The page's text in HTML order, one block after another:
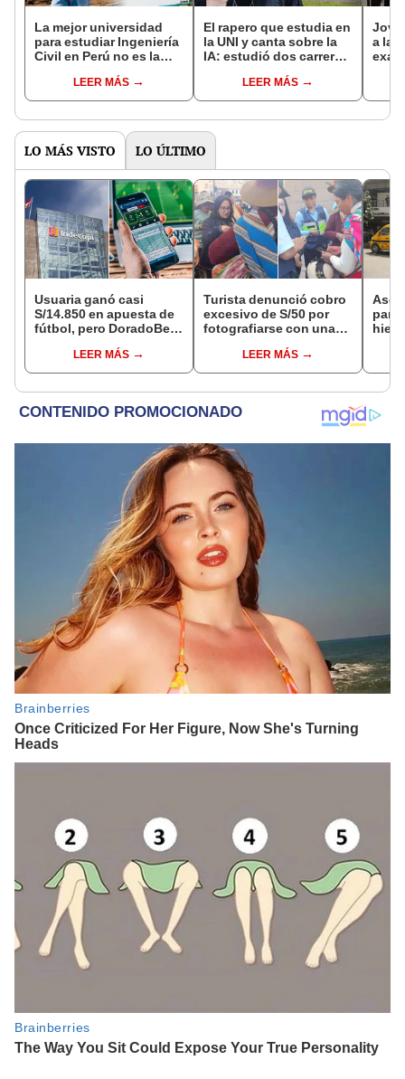
La mejor universidad
para estudiar Ingeniería
Civil en Perú no es la
ranking QSLEER MÁS
El rapero que estudia en
la UNI y canta sobre la
IA: estudió dos carreras
cursando una maestría
en inteligencia artificial
LEER MÁS
a las
libro
LO MÁS VISTO LO ÚLTIMO
Usuaria ganó casi
S/14.850 en apuesta de
fútbol, pero DoradoBet
Indecopi multó a la
empresa con más de S/
LEER MÁS
Turista denunció cobro
excesivo de S/50 por
fotografiarse con una
serenazgo recuperó el
dinero
LEER MÁS
para